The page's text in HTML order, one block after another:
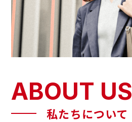
ABOUT US
私たちについて